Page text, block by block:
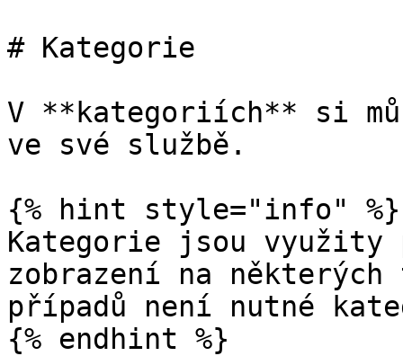
# Kategorie
V **kategoriích** si
ve své službě.
{% hint style="info" %}
Kategorie jsou využity
zobrazení na
případů není nutné
{% endhint %}